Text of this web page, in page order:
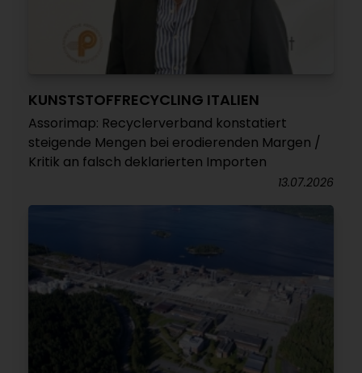
KUNSTSTOFFRECYCLING ITALIEN
Assorimap: Recyclerverband konstatiert
steigende Mengen bei erodierenden Margen /
Kritik an falsch deklarierten Importen
13.07.2026